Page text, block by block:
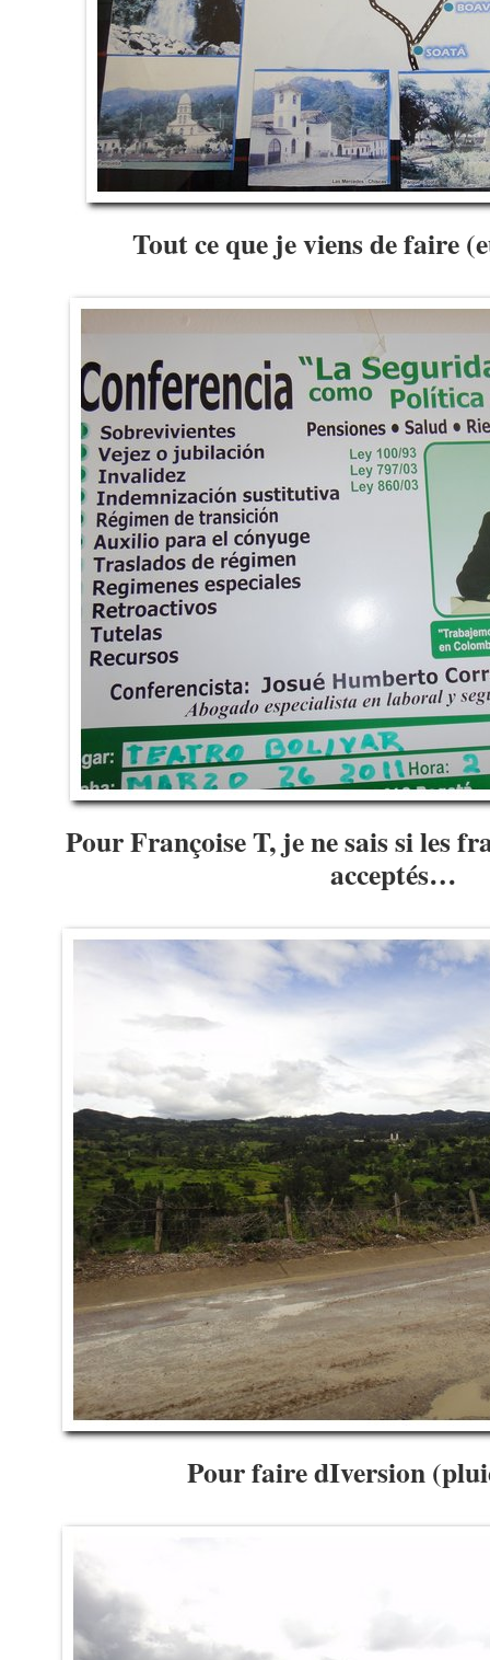
Tout ce que je viens de faire
Pour Françoise T, je ne sais si les
acceptés…
Pour faire dIversion